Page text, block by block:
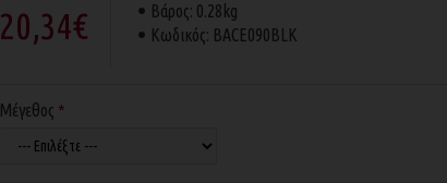
20,34€
Βάρος: 0.28kg
Κωδικός: BACE090BLK
Μέγεθος